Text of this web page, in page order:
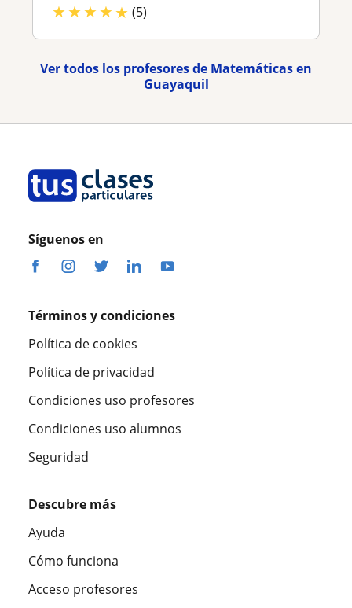
★★★★★ (5)
Ver todos los profesores de Matemáticas en
Guayaquil
Síguenos en
Términos y condiciones
Política de cookies
Política de privacidad
Condiciones uso profesores
Condiciones uso alumnos
Seguridad
Descubre más
Ayuda
Cómo funciona
Acceso profesores